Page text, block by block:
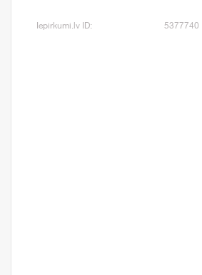
Iepirkumi.lv ID: 5377740